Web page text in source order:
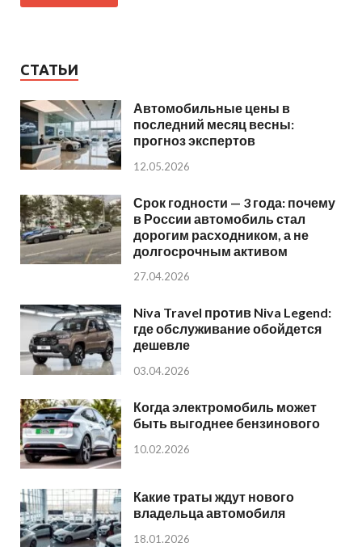
СТАТЬИ
Автомобильные цены в
последний месяц весны:
прогноз экспертов
12.05.2026
Срок годности — 3 года: почему
в России автомобиль стал
дорогим расходником, а не
долгосрочным активом
27.04.2026
Niva Travel против Niva Legend:
где обслуживание обойдется
дешевле
03.04.2026
Когда электромобиль может
быть выгоднее бензинового
10.02.2026
Какие траты ждут нового
владельца автомобиля
18.01.2026